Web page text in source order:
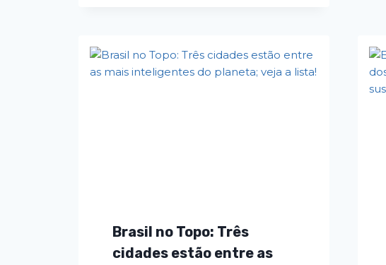
Brasil no Topo: Três
cidades estão entre as